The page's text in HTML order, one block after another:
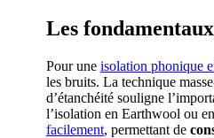
Les
Pour une isolation phonique
les bruits. La technique
d’étanchéité souligne
l’isolation en Earthwool ou
facilement, permettant de